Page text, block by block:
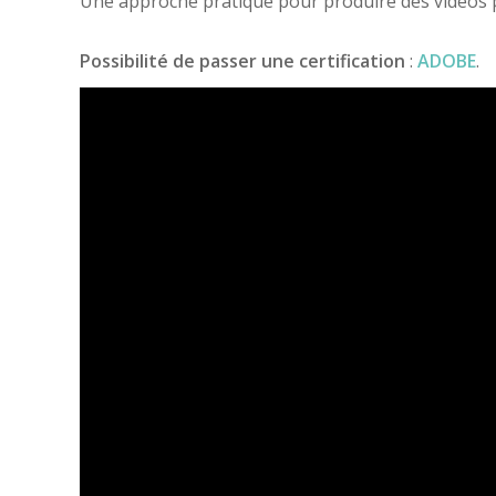
Possibilité de passer une certification : ADOBE.